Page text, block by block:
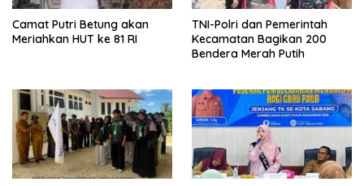
Camat Putri Betung akan
Meriahkan HUT ke 81 RI
TNI-Polri dan Pemerintah
Kecamatan Bagikan 200
Bendera Merah Putih